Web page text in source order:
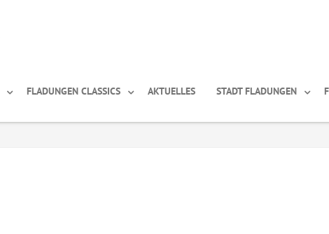
FLADUNGEN CLASSICS AKTUELLES STADT FLADUNGEN